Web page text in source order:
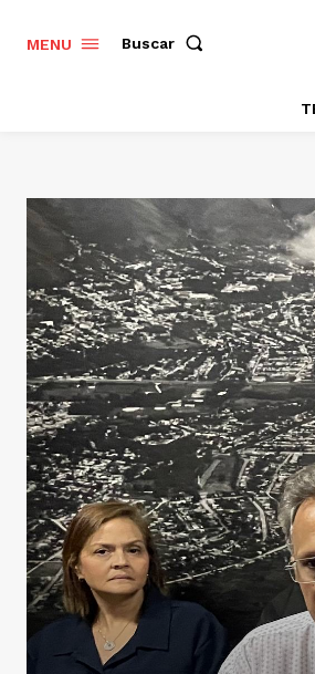
MENU Buscar